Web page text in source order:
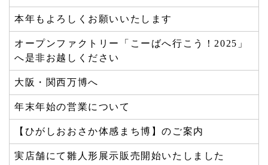
本年もよろしくお願いいたします
オープンファクトリー「こーばへ行こう！2025」
へ是非お越しください
大阪・関西万博へ
年末年始の営業について
【ひがしおおさか体感まち博】のご案内
実店舗にて雛人形展示販売開始いたしました